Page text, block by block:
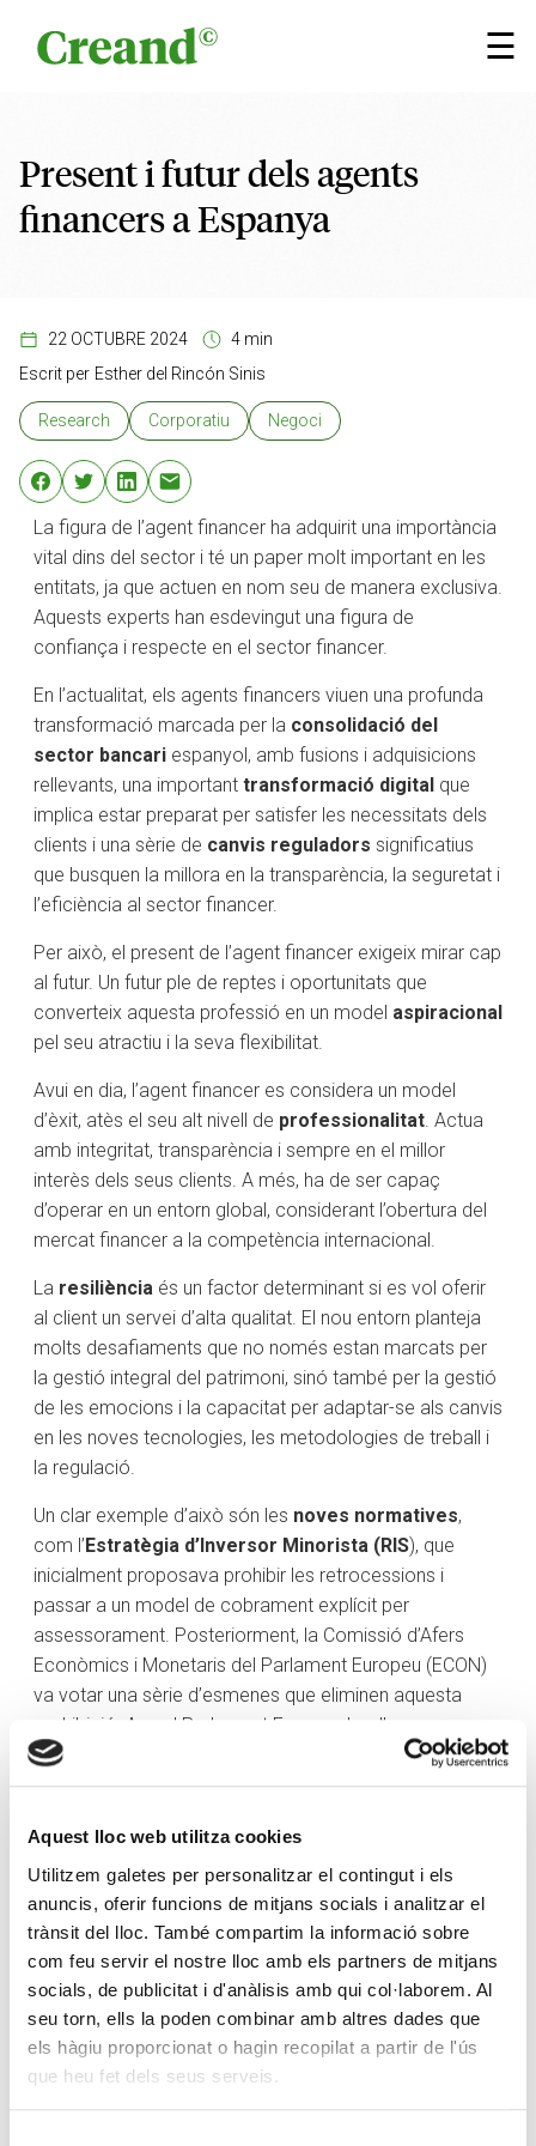
Aquest lloc web utilitza cookies
Utilitzem galetes per personalitzar el contingut i els
anuncis, oferir funcions de mitjans socials i analitzar el
trànsit del lloc. També compartim la informació sobre
com feu servir el nostre lloc amb els partners de mitjans
socials, de publicitat i d'anàlisis amb qui col·laborem. Al
seu torn, ells la poden combinar amb altres dades que
els hàgiu proporcionat o hagin recopilat a partir de l'ús
que heu fet dels seus serveis.
☰
×
Present i futur dels agents
financers a Espanya
22 OCTUBRE 2024
4 min
Escrit per Esther del Rincón Sinis
Research Corporatiu Negoci
La figura de l’agent financer ha adquirit una importància
vital dins del sector i té un paper molt important en les
entitats, ja que actuen en nom seu de manera exclusiva.
Aquests experts han esdevingut una figura de
confiança i respecte en el sector financer.
En l’actualitat, els agents financers viuen una profunda
transformació marcada per la consolidació del
sector bancari espanyol, amb fusions i adquisicions
rellevants, una important transformació digital que
implica estar preparat per satisfer les necessitats dels
clients i una sèrie de canvis reguladors significatius
que busquen la millora en la transparència, la seguretat i
l’eficiència al sector financer.
Per això, el present de l’agent financer exigeix mirar cap
al futur. Un futur ple de reptes i oportunitats que
converteix aquesta professió en un model aspiracional
pel seu atractiu i la seva flexibilitat.
Avui en dia, l’agent financer es considera un model
d’èxit, atès el seu alt nivell de professionalitat. Actua
amb integritat, transparència i sempre en el millor
interès dels seus clients. A més, ha de ser capaç
d’operar en un entorn global, considerant l’obertura del
mercat financer a la competència internacional.
La resiliència és un factor determinant si es vol oferir
al client un servei d’alta qualitat. El nou entorn planteja
molts desafiaments que no només estan marcats per
la gestió integral del patrimoni, sinó també per la gestió
de les emocions i la capacitat per adaptar-se als canvis
en les noves tecnologies, les metodologies de treball i
la regulació.
Un clar exemple d’això són les noves normatives,
com l’Estratègia d’Inversor Minorista (RIS), que
inicialment proposava prohibir les retrocessions i
passar a un model de cobrament explícit per
assessorament. Posteriorment, la Comissió d’Afers
Econòmics i Monetaris del Parlament Europeu (ECON)
va votar una sèrie d’esmenes que eliminen aquesta
prohibició. Ara, el Parlament Europeu ha d’aprovar
aquestes esmenes i debatre’n la incorporació. A
Espanya, això afecta significativament els ingressos
En termes de competència i coneixement
, la
formació contínua és essencial. Els agents financers
tenen l’obligació per normativa de complir amb una
sèrie de requisits de formació, experiència i
coneixement per tal de poder exercir la seva activitat.
Aquest fet ha comportat un augment de la
professionalització i de la recerca de l’excel·lència.
A més de les qualitats ja conegudes que ha de tenir